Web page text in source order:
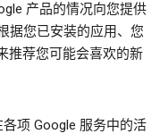
产品的情况向您提供
据您已安装的应用、您
推荐您可能会喜欢的新
项 Google 服务中的活